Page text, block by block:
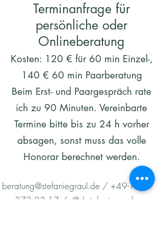
Terminanfrage für
persönliche oder
Onlineberatung
Kosten: 120 € für 60 min Einzel-,
140 € 60 min Paarberatung
Beim Erst- und Paargespräch rate
ich zu 90 Minuten. Vereinbarte
Termine bitte bis zu 24 h vorher
absagen, sonst muss das volle
Honorar berechnet werden.
beratung@stefaniegraul.de / +49-173
373 23 17 / @drstefaniegraul